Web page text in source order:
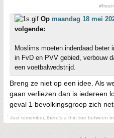
Op maandag 18 mei
volgende:
Moslims moeten inderdaad beter
in FvD en PVV gebied, verbouw
een voetbalwedstrijd.
Breng ze niet op een idee. Als
gaan verliezen dan is iedereen
geval 1 bevolkingsgroep zich
´ Just remember, there's a thin line between